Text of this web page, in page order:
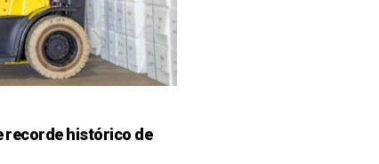
recorde histórico de